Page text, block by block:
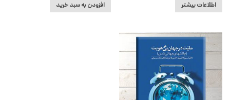
اطلاعات بیشتر افزودن به سبد خرید